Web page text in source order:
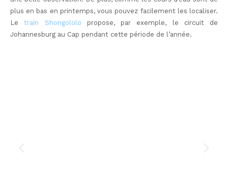
plus en bas en printemps, vous pouvez facilement les localiser.
Letrain Shongololo propose, par exemple, le circuit de
Johannesburg au Cap pendant cette période de l’année.